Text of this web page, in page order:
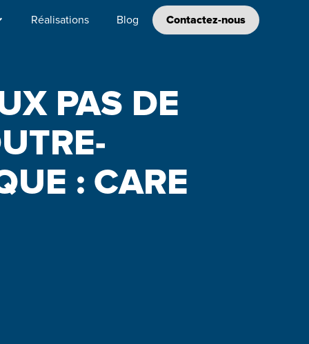
Réalisations Blog Contactez-nous
PAS DE
: CARE